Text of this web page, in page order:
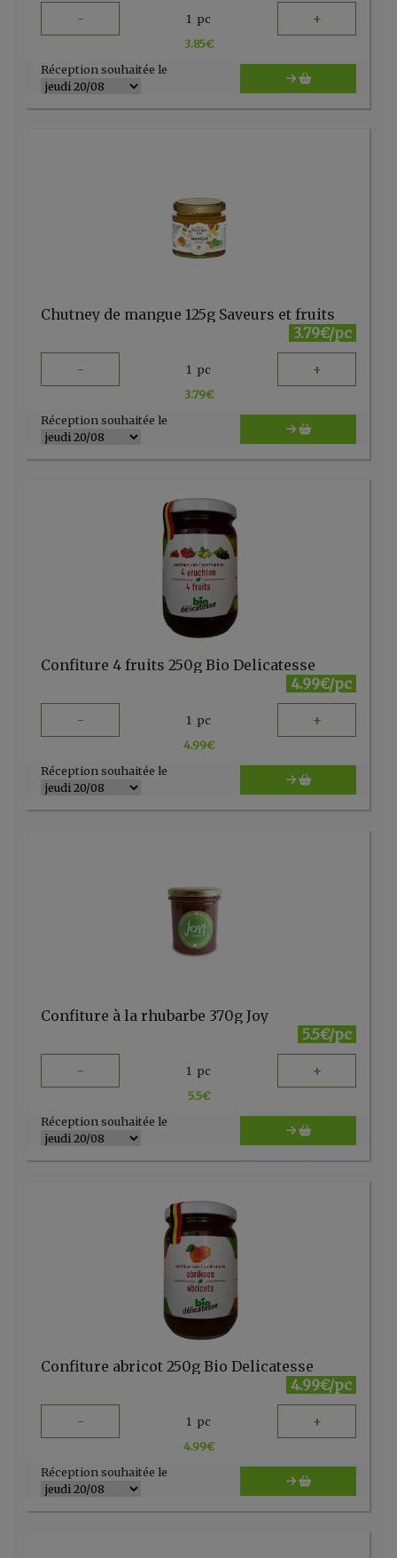
- 1 pc +
3.85€
Réception souhaitée le
Chutney de mangue 125g Saveurs et fruits
3.79€/pc
- 1 pc +
3.79€
Réception souhaitée le
Confiture 4 fruits 250g Bio Delicatesse
4.99€/pc
- 1 pc +
4.99€
Réception souhaitée le
Confiture à la rhubarbe 370g Joy
5.5€/pc
- 1 pc +
5.5€
Réception souhaitée le
Confiture abricot 250g Bio Delicatesse
4.99€/pc
- 1 pc +
4.99€
Réception souhaitée le